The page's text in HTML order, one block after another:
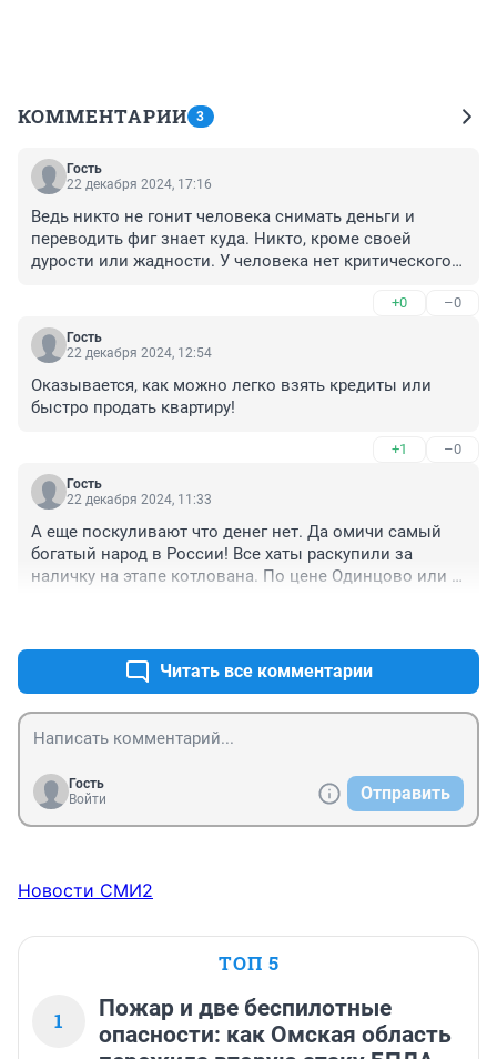
КОММЕНТАРИИ 3
Гость
22 декабря 2024, 17:16
Ведь никто не гонит человека снимать деньги и
переводить фиг знает куда. Никто, кроме своей
дурости или жадности. У человека нет критического
умную голову нам никто не приставит. И веру в
халяву никто не отключит. Нет такой кнопки. Человек
сам должен отвечать за свои глупости, иначе он
+0 –0
Гость
22 декабря 2024, 12:54
Оказывается, как можно легко взять кредиты или
быстро продать квартиру!
+1 –0
Гость
22 декабря 2024, 11:33
А еще поскуливают что денег нет. Да омичи самый
богатый народ в России! Все хаты раскупили за
наличку на этапе котлована. По цене Одинцово или
Читать все комментарии
Гость
Войти
Отправить
Новости СМИ2
ТОП 5
1
Пожар и две беспилотные
опасности: как Омская область